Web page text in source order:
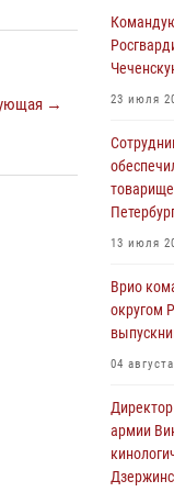
→
«Я
России
09
детям и
09
В
09
В
09
В
23 июля
13 июля
Врио
округом
04
армии